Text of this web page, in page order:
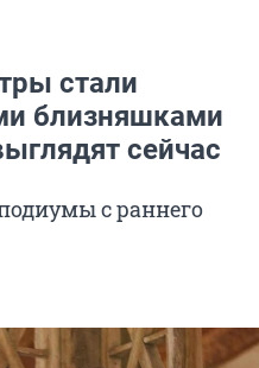
стали
близняшками
сейчас
с раннего